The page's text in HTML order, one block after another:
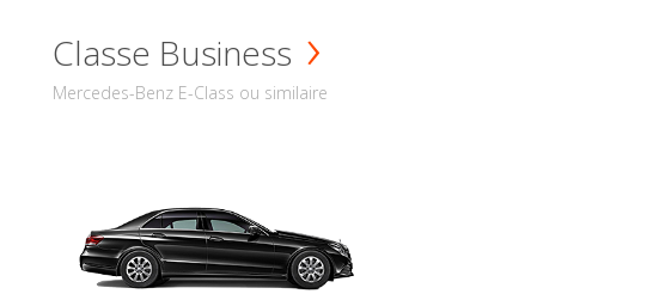
Classe Business
Mercedes-Benz E-Class ou similaire